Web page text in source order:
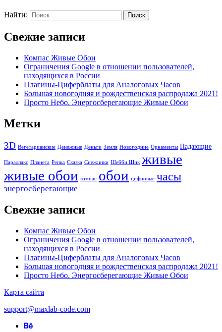
Ваш адрес email не будет опубликован. Обязательные поля
помечены*
Комментарий*
Имя
Сохранить моё имя, email и адрес сайта в этом браузере для
последующих моих комментариев.
как обрабатываются ваши данные комментариев
Найти:
Свежие записи
Компас Живые Обои
Ограничения Google в отношении пользователей,
находящихся в России
Плагины-Циферблаты для Аналоговых Часов
Большая новогодняя и рождественская распродажа 2021!
Просто Небо. Энергосберегающие Живые Обои
Метки
3D Вегетарианские Денежные Деньги Земля Новогодние Орнаменты Падающие
Параллакс Планета Репка Сказка Снежинки Шебби Шик живые
живые обои компас обои цифровые часы
энергосберегающие
Свежие записи
Компас Живые Обои
Ограничения Google в отношении пользователей,
находящихся в России
Плагины-Циферблаты для Аналоговых Часов
Большая новогодняя и рождественская распродажа 2021!
Просто Небо. Энергосберегающие Живые Обои
Карта сайта
support@maxlab-code.com
Behance